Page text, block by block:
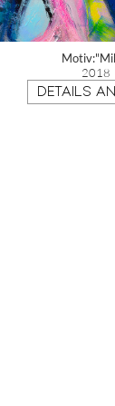
2018
DETAILS